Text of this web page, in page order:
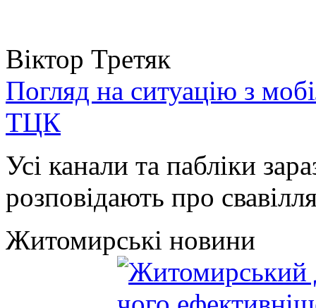
Віктор Третяк
Погляд на ситуацію з
ТЦК
Усі канали та пабліки
розповідають про
Житомирські новини